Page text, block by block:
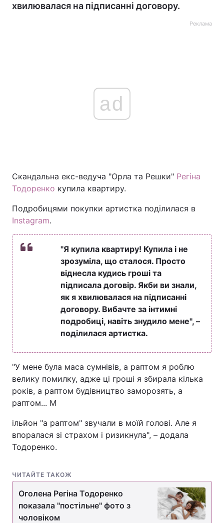
хвилювалася на підписанні договору.
Реклама
ad
Скандальна екс-ведуча "Орла та Решки" Регіна
Тодоренко купила квартиру.
Подробицями покупки артистка поділилася в
Instagram.
"Я купила квартиру! Купила і не
зрозуміла, що сталося. Просто
віднесла кудись гроші та
підписала договір. Якби ви знали,
як я хвилювалася на підписанні
договору. Вибачте за інтимні
подробиці, навіть знудило мене", –
поділилася артистка.
"У мене була маса сумнівів, а раптом я роблю
велику помилку, адже ці гроші я збирала кілька
років, а раптом будівництво заморозять, а
раптом... М
ільйон "а раптом" звучали в моїй голові. Але я
впоралася зі страхом і ризикнула", – додала
Тодоренко.
ЧИТАЙТЕ ТАКОЖ
Оголена Регіна Тодоренко
показала "постільне" фото з
чоловіком